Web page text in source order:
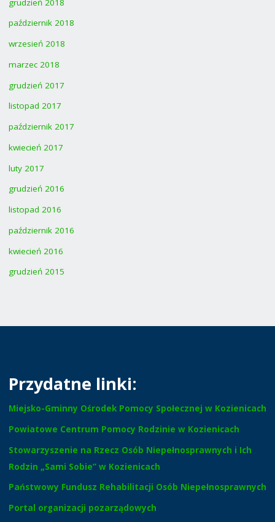
październik 2018
wrzesień 2018
marzec 2018
grudzień 2017
listopad 2017
październik 2017
kwiecień 2017
luty 2017
grudzień 2016
listopad 2016
październik 2016
kwiecień 2016
grudzień 2015
Przydatne linki:
Miejsko-Gminny Ośrodek Pomocy Społecznej w Kozienicach
Powiatowe Centrum Pomocy Rodzinie w Kozienicach
Stowarzyszenie na Rzecz Osób Niepełnosprawnych i Ich
Rodzin „Sami Sobie” w Kozienicach
Państwowy Fundusz Rehabilitacji Osób Niepełnosprawnych
Portal organizacji pozarządowych